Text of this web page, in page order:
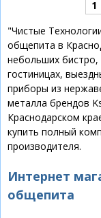
1
"Чистые
общепита в
небольших
гостиницах,
приборы из
металла брендов
Краснодарском
купить полный
производителя.
Интернет
общепита